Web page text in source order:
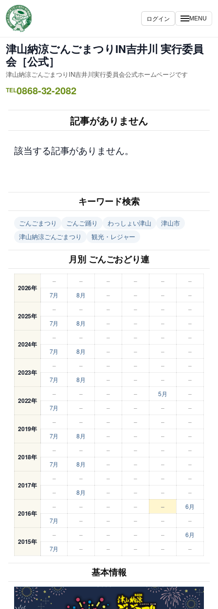
容
を
ス
キ
ッ
プ
ログイン MENU
津山納涼ごんごまつりIN吉井川 実行委員
会［公式］
津山納涼ごんごまつりIN吉井川実行委員会公式ホームページです
TEL0868-32-2082
記事がありません
該当する記事がありません。
キーワード検索
ごんごまつり ごんご踊り わっしょい津山
津山市
津山納涼ごんごまつり
観光・レジャー
月別 ごんごおどり連
2026年
– – – – –
–
7月
8月 – – – –
2025年
– – – – –
–
7月
8月 – – – –
2024年
– – – – –
–
7月
8月 – – – –
2023年
– – – – –
–
7月
8月 – – – –
2022年
– – – – 5月
–
7月
– – – – –
2019年
– – – – –
–
7月
8月 – – – –
2018年
– – – – –
–
7月
8月 – – – –
2017年
– – – – –
–
–
8月 – – – –
2016年
– – – – –
6月
7月
– – – – –
2015年
– – – – –
6月
7月
– – – – –
基本情報